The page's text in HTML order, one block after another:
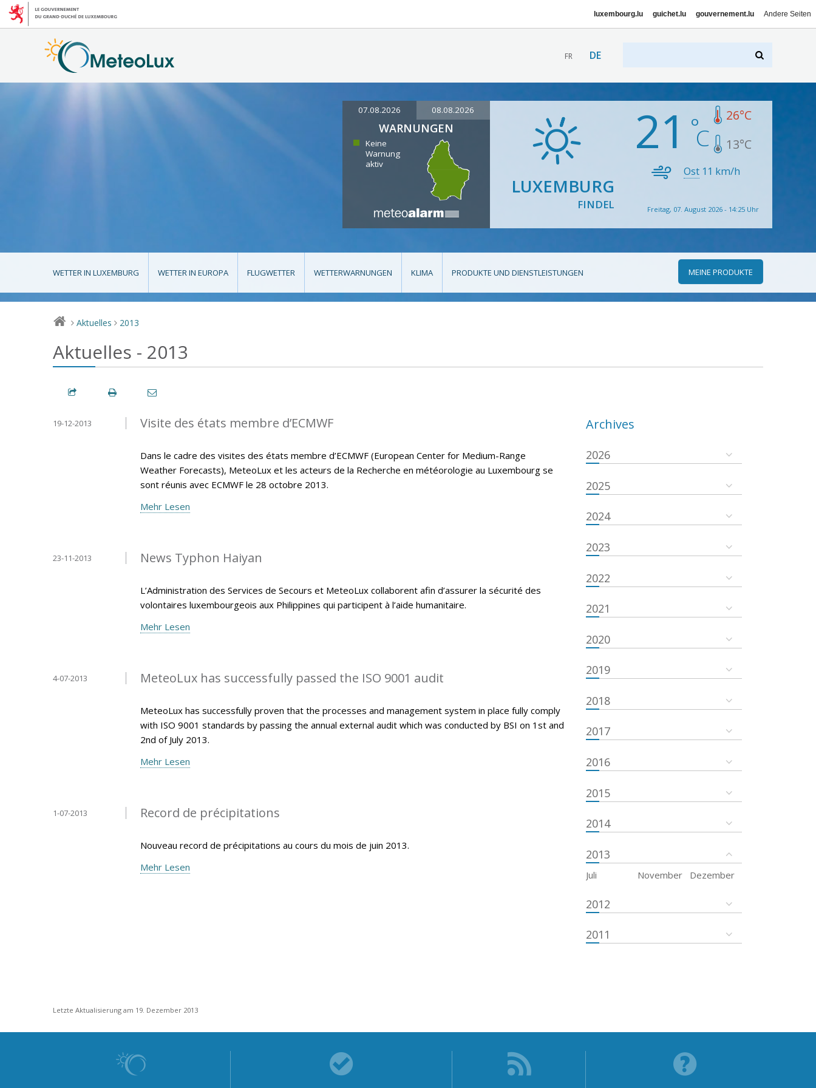
luxembourg.lu guichet.lu gouvernement.lu Andere Seiten
FR DE
07.08.2026 08.08.2026
WARNUNGEN
Keine
Warnung
aktiv
LUXEMBURG
FINDEL
21 26°C
13°C
Ost 11 km/h
Freitag, 07. August 2026 - 14:25 Uhr
WETTER IN LUXEMBURG WETTER IN EUROPA FLUGWETTER WETTERWARNUNGEN KLIMA PRODUKTE UND DIENSTLEISTUNGEN MEINE PRODUKTE
> Aktuelles > 2013
Aktuelles - 2013
Visite des états membre d’ECMWF
19-12-2013
Dans le cadre des visites des états membre d’ECMWF (European Center for Medium-Range
Weather Forecasts), MeteoLux et les acteurs de la Recherche en météorologie au Luxembourg se
sont réunis avec ECMWF le 28 octobre 2013.
Mehr Lesen
News Typhon Haiyan
23-11-2013
L’Administration des Services de Secours et MeteoLux collaborent afin d’assurer la sécurité des
volontaires luxembourgeois aux Philippines qui participent à l’aide humanitaire.
Mehr Lesen
MeteoLux has successfully passed the ISO 9001 audit
4-07-2013
MeteoLux has successfully proven that the processes and management system in place fully comply
with ISO 9001 standards by passing the annual external audit which was conducted by BSI on 1st and
2nd of July 2013.
Mehr Lesen
Record de précipitations
1-07-2013
Nouveau record de précipitations au cours du mois de juin 2013.
Mehr Lesen
Archives
2026
2025
2024
2023
2022
2021
2020
2019
2018
2017
2016
2015
2014
2013
Juli November Dezember
2012
2011
Letzte Aktualisierung am 19. Dezember 2013